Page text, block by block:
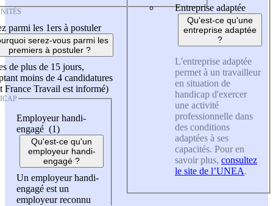
parmi les 1ers à postuler
serez-vous parmi les
premiers à postuler ?
de plus de 15 jours,
moins de 4 candidatures
France Travail est informé)
Employeur handi-
engagé (1)
Qu'est-ce qu'un
employeur handi-
engagé ?
Un employeur handi-
engagé est un
employeur reconnu
Entreprise adaptée
Qu'est-ce qu'une
entreprise adaptée
?
L'entreprise adaptée
permet à un travailleur
en situation de
handicap d'exercer
une activité
professionnelle dans
des conditions
adaptées à ses
capacités. Pour en
savoir plus, consultez
le site de l’UNEA.